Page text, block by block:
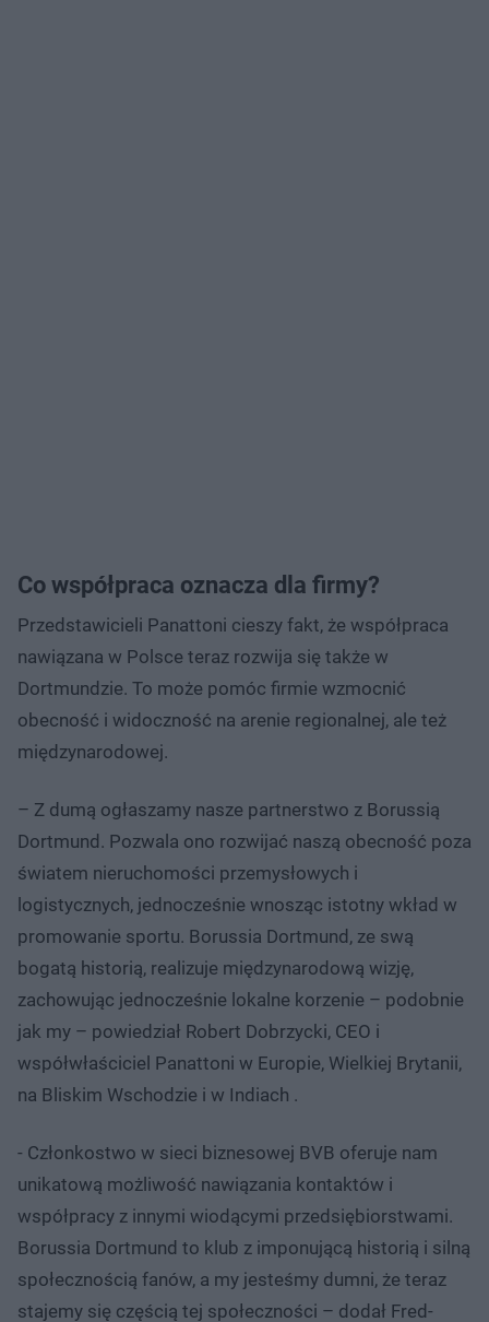
Co współpraca oznacza dla firmy?
Przedstawicieli Panattoni cieszy fakt, że współpraca
nawiązana w Polsce teraz rozwija się także w
Dortmundzie. To może pomóc firmie wzmocnić
obecność i widoczność na arenie regionalnej, ale też
międzynarodowej.
– Z dumą ogłaszamy nasze partnerstwo z Borussią
Dortmund. Pozwala ono rozwijać naszą obecność poza
światem nieruchomości przemysłowych i
logistycznych, jednocześnie wnosząc istotny wkład w
promowanie sportu. Borussia Dortmund, ze swą
bogatą historią, realizuje międzynarodową wizję,
zachowując jednocześnie lokalne korzenie – podobnie
jak my – powiedział Robert Dobrzycki, CEO i
współwłaściciel Panattoni w Europie, Wielkiej Brytanii,
na Bliskim Wschodzie i w Indiach .
- Członkostwo w sieci biznesowej BVB oferuje nam
unikatową możliwość nawiązania kontaktów i
współpracy z innymi wiodącymi przedsiębiorstwami.
Borussia Dortmund to klub z imponującą historią i silną
społecznością fanów, a my jesteśmy dumni, że teraz
stajemy się częścią tej społeczności – dodał Fred-